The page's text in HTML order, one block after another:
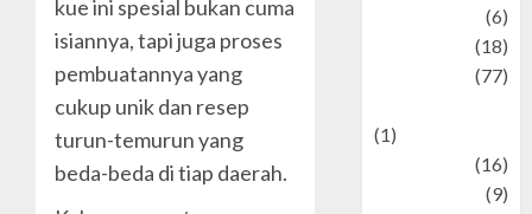
kue ini spesial bukan cuma
isiannya, tapi juga proses
pembuatannya yang
cukup unik dan resep
turun-temurun yang
beda-beda di tiap daerah.
(6)
(18)
(77)
(1)
(16)
(9)